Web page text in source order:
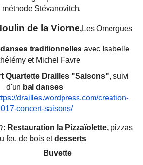
méthode Stévanovitch.
la Viorne,Les Omergues
traditionnelles avec Isabelle
et Michel Favre
Quartette Drailles "Saisons", suivi
d'un bal danses
drailles.wordpress.com/creation-
concert-saisons/
: Restauration la Pizzaïolette, pizzas
feu de bois etdesserts
Buvette